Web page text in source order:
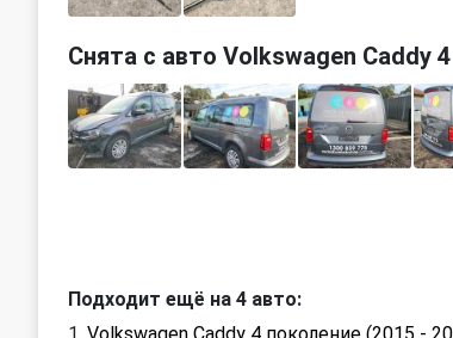
Снята с авто Volkswagen Caddy
Подходит ещё на 4 авто: